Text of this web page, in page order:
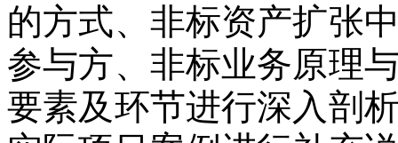
的方式、非标资产扩张
参与方、非标业务原理
要素及环节进行深入剖